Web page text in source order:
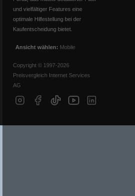
und vielfältiger Features eine
optimale Hilfestellung bei der
Kaufentscheidung bietet.
Ansicht wählen: Mobile
Copyright © 1997-2026
Preisvergleich Internet Services
AG